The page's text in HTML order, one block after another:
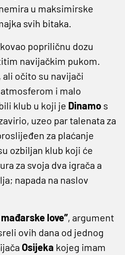
u maksimirske
svih bitaka.
popriličnu dozu
navijačkim pukom.
očito su navijači
i malo
klub u koji je Dinamo s
uzeo par talenata za
za plaćanje
ozbiljan klub koji će
za svoja dva igrača a
napada na naslov
love”, argument
ovih dana od jednog
Osijeka kojeg imam